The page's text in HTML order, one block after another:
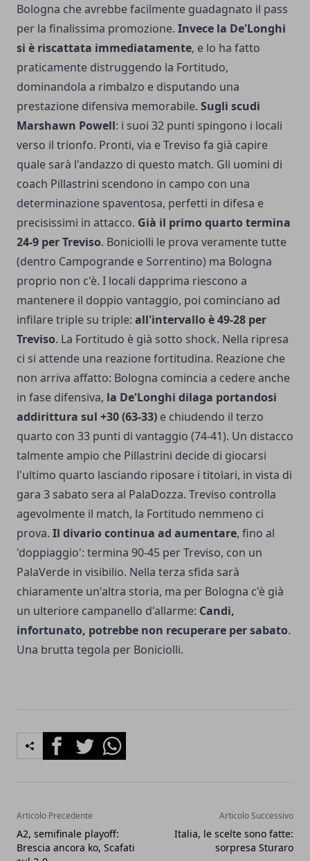
Bologna che avrebbe facilmente guadagnato il pass
per la finalissima promozione. Invece la De'Longhi
si è riscattata immediatamente, e lo ha fatto
praticamente distruggendo la Fortitudo,
dominandola a rimbalzo e disputando una
prestazione difensiva memorabile. Sugli scudi
Marshawn Powell: i suoi 32 punti spingono i locali
verso il trionfo. Pronti, via e Treviso fa già capire
quale sarà l'andazzo di questo match. Gli uomini di
coach Pillastrini scendono in campo con una
determinazione spaventosa, perfetti in difesa e
precisissimi in attacco. Già il primo quarto termina
24-9 per Treviso. Boniciolli le prova veramente tutte
(dentro Campogrande e Sorrentino) ma Bologna
proprio non c'è. I locali dapprima riescono a
mantenere il doppio vantaggio, poi cominciano ad
infilare triple su triple: all'intervallo è 49-28 per
Treviso. La Fortitudo è già sotto shock. Nella ripresa
ci si attende una reazione fortitudina. Reazione che
non arriva affatto: Bologna comincia a cedere anche
in fase difensiva, la De'Longhi dilaga portandosi
addirittura sul +30 (63-33) e chiudendo il terzo
quarto con 33 punti di vantaggio (74-41). Un distacco
talmente ampio che Pillastrini decide di giocarsi
l'ultimo quarto lasciando riposare i titolari, in vista di
gara 3 sabato sera al PalaDozza. Treviso controlla
agevolmente il match, la Fortitudo nemmeno ci
prova. Il divario continua ad aumentare, fino al
'doppiaggio': termina 90-45 per Treviso, con un
PalaVerde in visibilio. Nella terza sfida sarà
chiaramente un'altra storia, ma per Bologna c'è già
un ulteriore campanello d'allarme: Candi,
infortunato, potrebbe non recuperare per sabato.
Una brutta tegola per Boniciolli.
FacebookTwitterWhatsapp
Articolo Precedente
A2, semifinale playoff:
Brescia ancora ko, Scafati
Articolo Successivo
Italia, le scelte sono fatte:
sorpresa Sturaro